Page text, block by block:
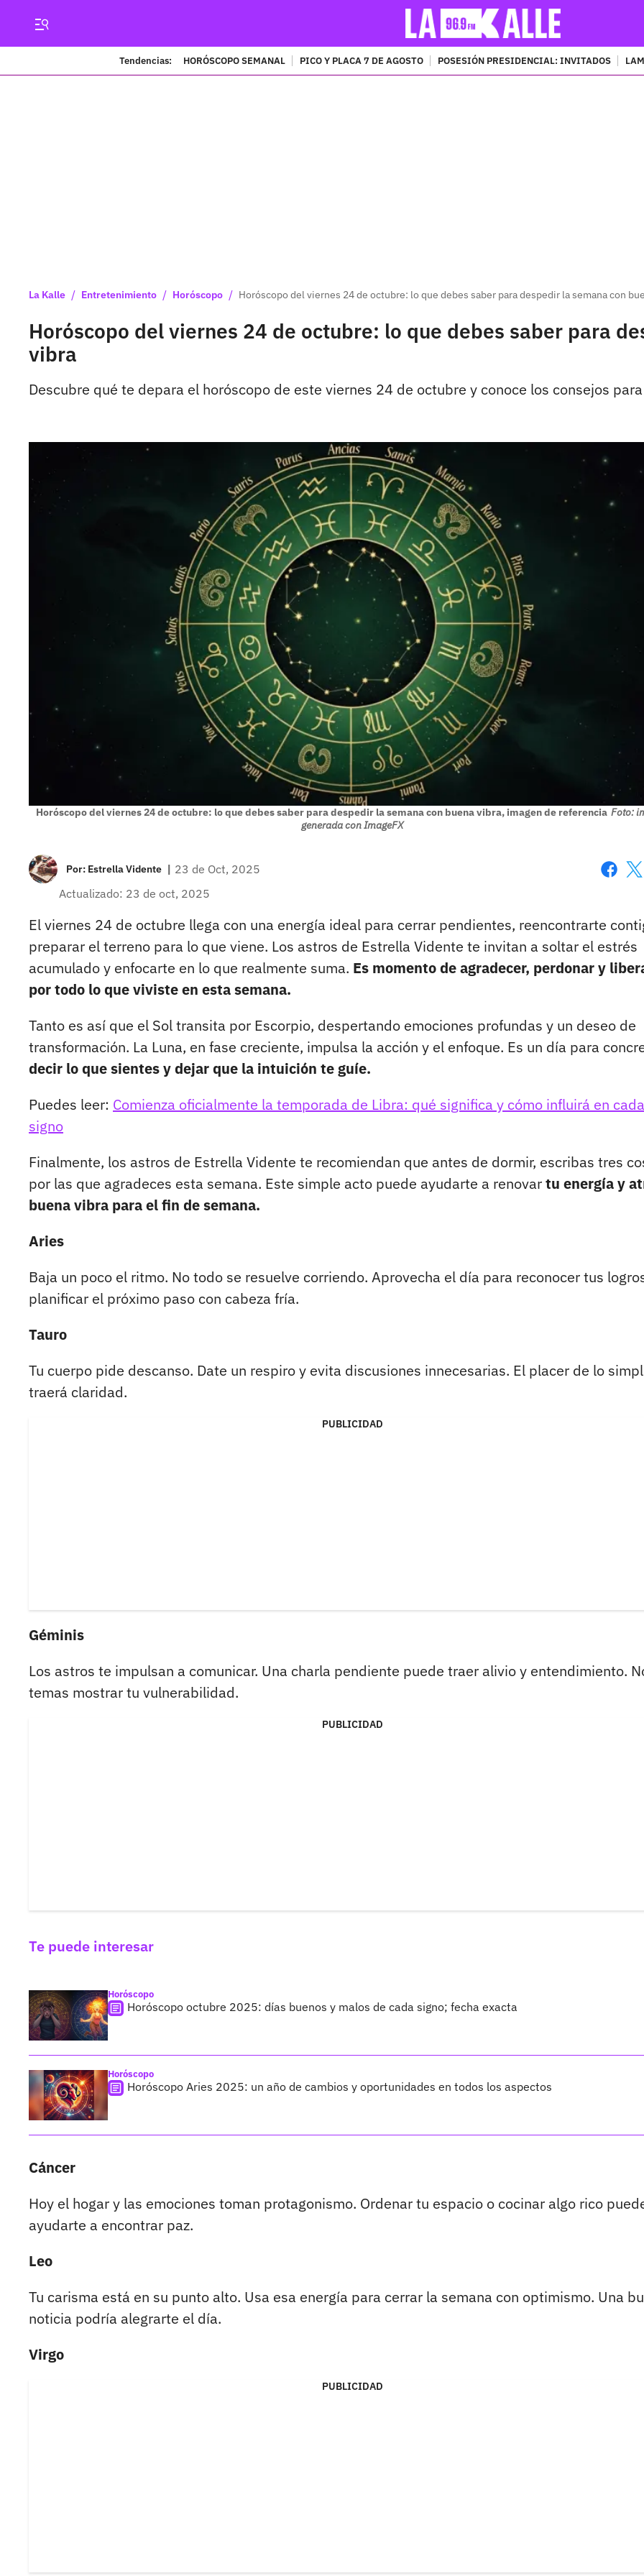
Tendencias: HORÓSCOPO SEMANAL PICO Y PLACA 7 DE AGOSTO POSESIÓN PRESIDENCIAL: INVITADOS
La Kalle / Entretenimiento / Horóscopo / Horóscopo del viernes 24 de octubre: lo que debes saber para despedir la semana con
Horóscopo del viernes 24 de octubre: lo que debes saber para
vibra
Descubre qué te depara el horóscopo de este viernes 24 de octubre y conoce los consejos
Horóscopo del viernes 24 de octubre: lo que debes saber para despedir la semana con buena vibra, imagen de referencia Foto:
generada con ImageFX
Por: Estrella Vidente | 23 de Oct, 2025
Actualizado: 23 de oct, 2025
El viernes 24 de octubre llega con una energía ideal para cerrar pendientes, reencontrarte
preparar el terreno para lo que viene. Los astros de Estrella Vidente te invitan a soltar el estrés
acumulado y enfocarte en lo que realmente suma. Es momento de agradecer, perdonar y
por todo lo que viviste en esta semana.
Tanto es así que el Sol transita por Escorpio, despertando emociones profundas y un deseo de
transformación. La Luna, en fase creciente, impulsa la acción y el enfoque. Es un día para
decir lo que sientes y dejar que la intuición te guíe.
Puedes leer: Comienza oficialmente la temporada de Libra: qué significa y cómo influirá en cada
signo
Finalmente, los astros de Estrella Vidente te recomiendan que antes de dormir, escribas tres
por las que agradeces esta semana. Este simple acto puede ayudarte a renovartu energía y
buena vibra para el fin de semana.
Aries
Baja un poco el ritmo. No todo se resuelve corriendo. Aprovecha el día para reconocer tus
planificar el próximo paso con cabeza fría.
Tauro
Tu cuerpo pide descanso. Date un respiro y evita discusiones innecesarias. El placer de lo
traerá claridad.
PUBLICIDAD
Géminis
Los astros te impulsan a comunicar. Una charla pendiente puede traer alivio y entendimiento.
temas mostrar tu vulnerabilidad.
PUBLICIDAD
Te puede interesar
Horóscopo
Horóscopo octubre 2025: días buenos y malos de cada signo; fecha exacta
Horóscopo
Horóscopo Aries 2025: un año de cambios y oportunidades en todos los aspectos
Cáncer
Hoy el hogar y las emociones toman protagonismo. Ordenar tu espacio o cocinar algo rico
ayudarte a encontrar paz.
Leo
Tu carisma está en su punto alto. Usa esa energía para cerrar la semana con optimismo. Una
noticia podría alegrarte el día.
Virgo
PUBLICIDAD